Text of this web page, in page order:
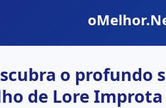
o profundo
de Lore Improta